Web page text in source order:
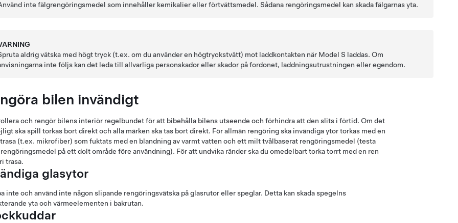
inte fälgrengöringsmedel som innehåller kemikalier eller förtvättsmedel. Sådana rengöringsmedel kan skada fälgarnas yta.
aldrig vätska med högt tryck (t.ex. om du använder en högtryckstvätt) mot laddkontakten när Model S laddas. Om
inte följs kan det leda till allvarliga personskador eller skador på fordonet, laddningsutrustningen eller egendom.
bilen invändigt
och rengör bilens interiör regelbundet för att bibehålla bilens utseende och förhindra att den slits i förtid. Om det
ska spill torkas bort direkt och alla märken ska tas bort direkt. För allmän rengöring ska invändiga ytor torkas med en
(t.ex. mikrofiber) som fuktats med en blandning av varmt vatten och ett milt tvålbaserat rengöringsmedel (testa
på ett dolt område före användning). För att undvika ränder ska du omedelbart torka torrt med en ren
trasa.
glasytor
inte och använd inte någon slipande rengöringsvätska på glasrutor eller speglar. Detta kan skada spegelns
yta och värmeelementen i bakrutan.